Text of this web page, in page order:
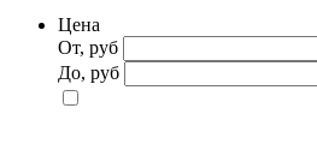
Цена
От, руб
До, руб